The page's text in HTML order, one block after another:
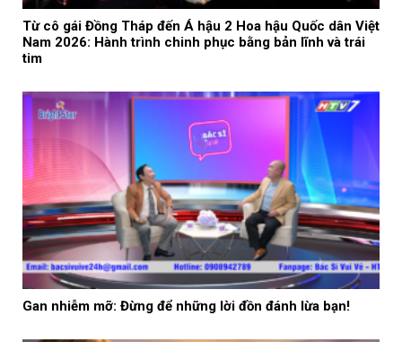
Từ cô gái Đồng Tháp đến Á hậu 2 Hoa hậu Quốc dân Việt
Nam 2026: Hành trình chinh phục bằng bản lĩnh và trái
tim
Gan nhiễm mỡ: Đừng để những lời đồn đánh lừa bạn!